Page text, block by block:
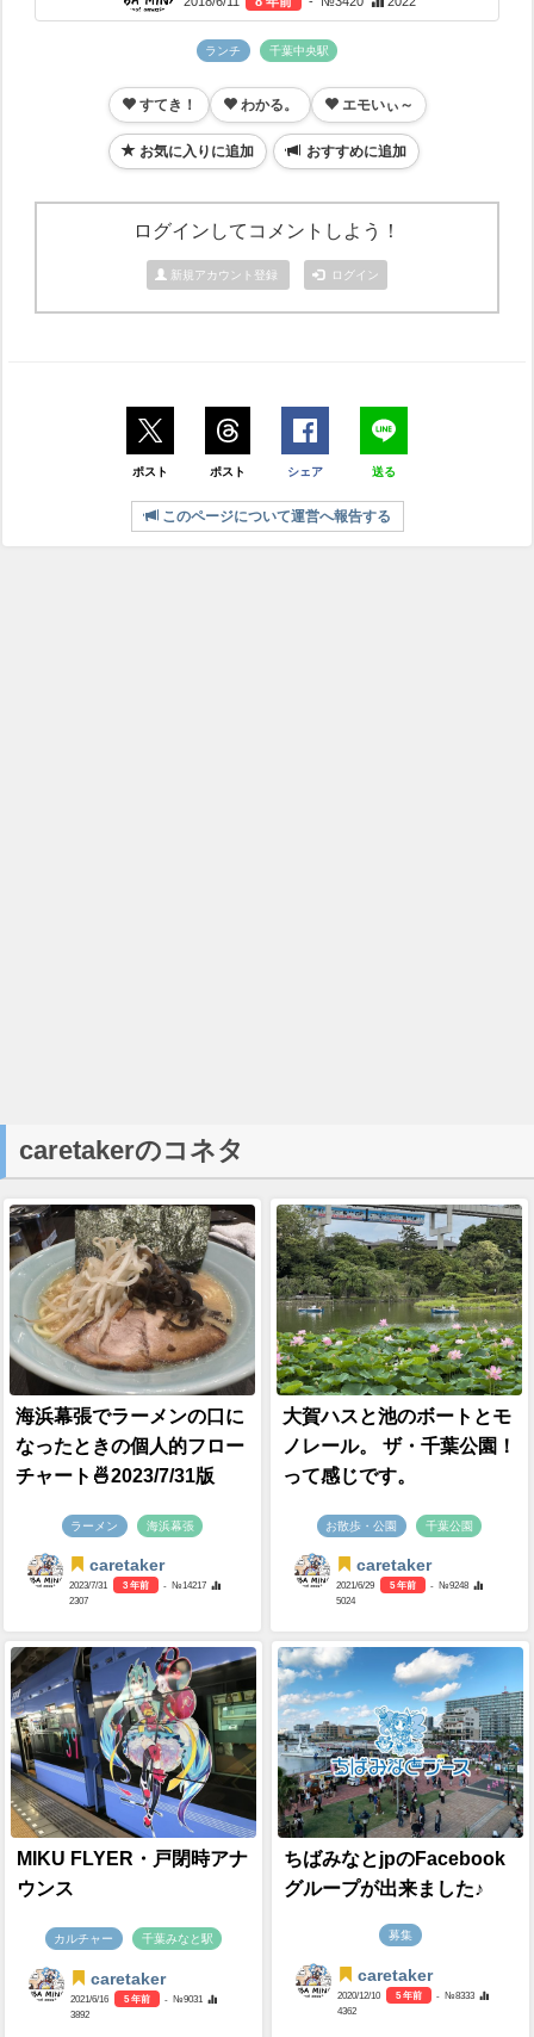
ランチ 千葉中央駅
すてき！ わかる。 エモいぃ～
お気に入りに追加 おすすめに追加
ログインしてコメントしよう！
新規アカウント登録 ログイン
ポスト ポスト シェア 送る
このページについて運営へ報告する
caretakerのコネタ
海浜幕張でラーメンの口に
なったときの個人的フロー
チャート🍜2023/7/31版
ラーメン 海浜幕張
caretaker
2023/7/31 3 年前
- №14217
2307
大賀ハスと池のボートとモ
ノレール。 ザ・千葉公園！
って感じです。
お散歩・公園 千葉公園
caretaker
2021/6/29 5 年前
- №9248
5024
MIKU FLYER・戸閉時アナ
ウンス
カルチャー 千葉みなと駅
caretaker
2021/6/16 5 年前
- №9031
3892
ちばみなとjpのFacebook
グループが出来ました♪
募集
caretaker
2020/12/10 5 年前
- №8333
4362